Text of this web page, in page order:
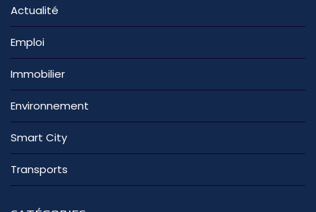
Actualité
Emploi
Immobilier
Environnement
Smart City
Transports